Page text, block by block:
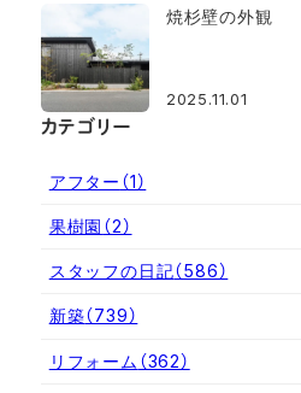
焼杉壁の外観
2025.11.01
カテゴリー
アフター （1）
果樹園 （2）
スタッフの日記（586）
新築（739）
リフォーム （362）